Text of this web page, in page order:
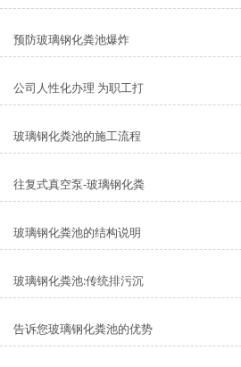
预防玻璃钢化粪池爆炸
公司人性化办理 为职工打
玻璃钢化粪池的施工流程
往复式真空泵-玻璃钢化粪
玻璃钢化粪池的结构说明
玻璃钢化粪池:传统排污沉
告诉您玻璃钢化粪池的优势